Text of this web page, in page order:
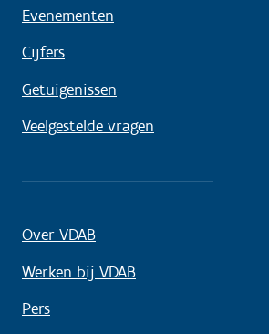
Evenementen
Cijfers
Getuigenissen
Veelgestelde vragen
Over VDAB
Werken bij VDAB
Pers